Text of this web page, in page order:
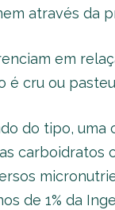
através da
em
é cru ou
do tipo, uma
carboidratos
de 1% da